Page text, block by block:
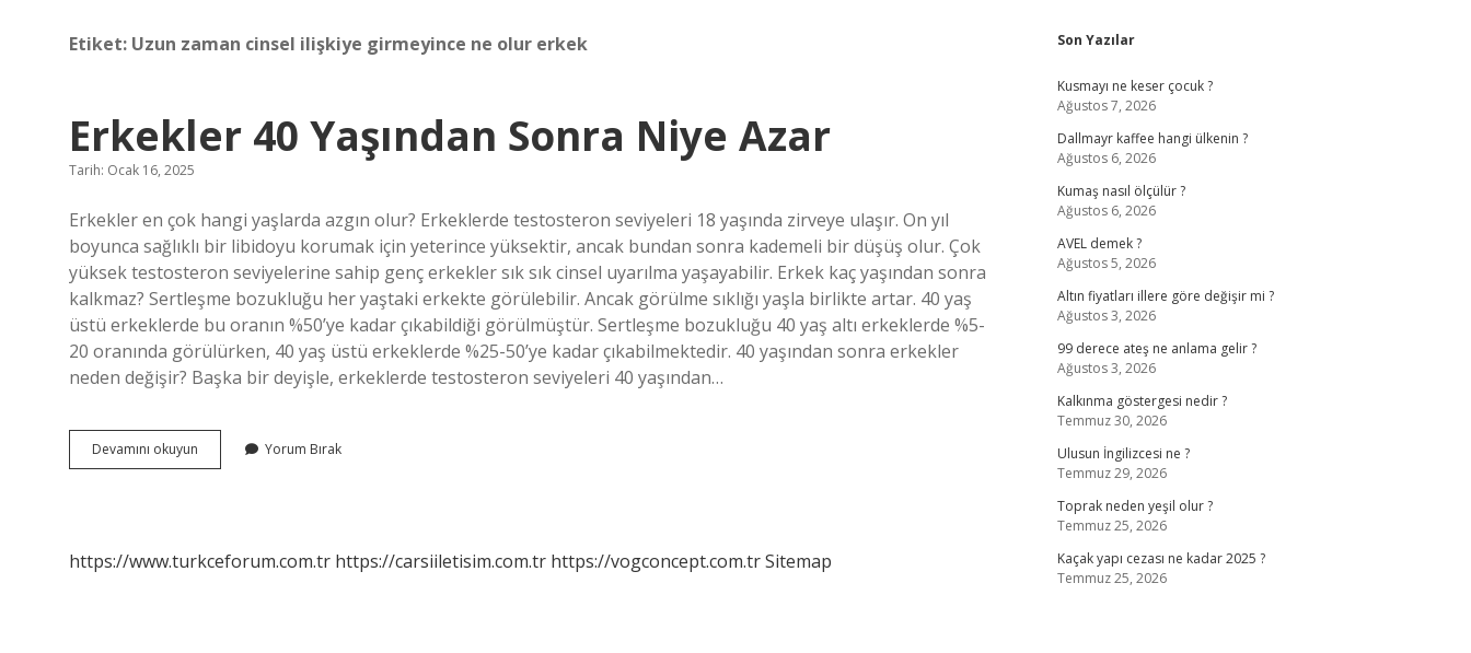
Etiket: Uzun zaman cinsel ilişkiye girmeyince ne olur erkek
Erkekler 40 Yaşından Sonra Niye Azar
Tarih: Ocak 16, 2025
Erkekler en çok hangi yaşlarda azgın olur? Erkeklerde testosteron seviyeleri 18 yaşında zirveye ulaşır. On yıl
boyunca sağlıklı bir libidoyu korumak için yeterince yüksektir, ancak bundan sonra kademeli bir düşüş olur. Çok
yüksek testosteron seviyelerine sahip genç erkekler sık ​​sık cinsel uyarılma yaşayabilir. Erkek kaç yaşından sonra
kalkmaz? Sertleşme bozukluğu her yaştaki erkekte görülebilir. Ancak görülme sıklığı yaşla birlikte artar. 40 yaş
üstü erkeklerde bu oranın %50’ye kadar çıkabildiği görülmüştür. Sertleşme bozukluğu 40 yaş altı erkeklerde %5-
20 oranında görülürken, 40 yaş üstü erkeklerde %25-50’ye kadar çıkabilmektedir. 40 yaşından sonra erkekler
neden değişir? Başka bir deyişle, erkeklerde testosteron seviyeleri 40 yaşından…
Devamını okuyun Erkekler
40
Yorum Bırak
https://www.turkceforum.com.tr https://carsiiletisim.com.tr https://vogconcept.com.trSitemap
Sidebar
Son Yazılar
Kusmayı ne keser çocuk ?
Ağustos 7, 2026
Dallmayr kaffee hangi ülkenin ?
Ağustos 6, 2026
Kumaş nasıl ölçülür ?
Ağustos 6, 2026
AVEL demek ?
Ağustos 5, 2026
Altın fiyatları illere göre değişir mi ?
Ağustos 3, 2026
99 derece ateş ne anlama gelir ?
Ağustos 3, 2026
Kalkınma göstergesi nedir ?
Temmuz 30, 2026
Ulusun İngilizcesi ne ?
Temmuz 29, 2026
Toprak neden yeşil olur ?
Temmuz 25, 2026
Kaçak yapı cezası ne kadar 2025 ?
Temmuz 25, 2026